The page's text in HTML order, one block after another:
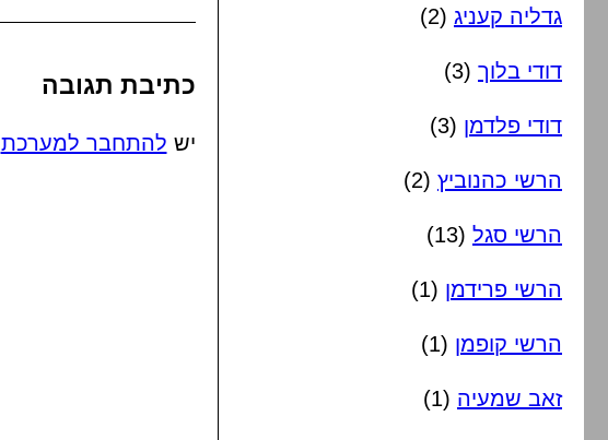
כתיבת תגובה
יש להתחבר למערכת
גדליה קעניג (2)
דודי בלוך (3)
דודי פלדמן (3)
הרשי כהנוביץ (2)
הרשי סגל (13)
הרשי פרידמן (1)
הרשי קופמן (1)
זאב שמעיה (1)